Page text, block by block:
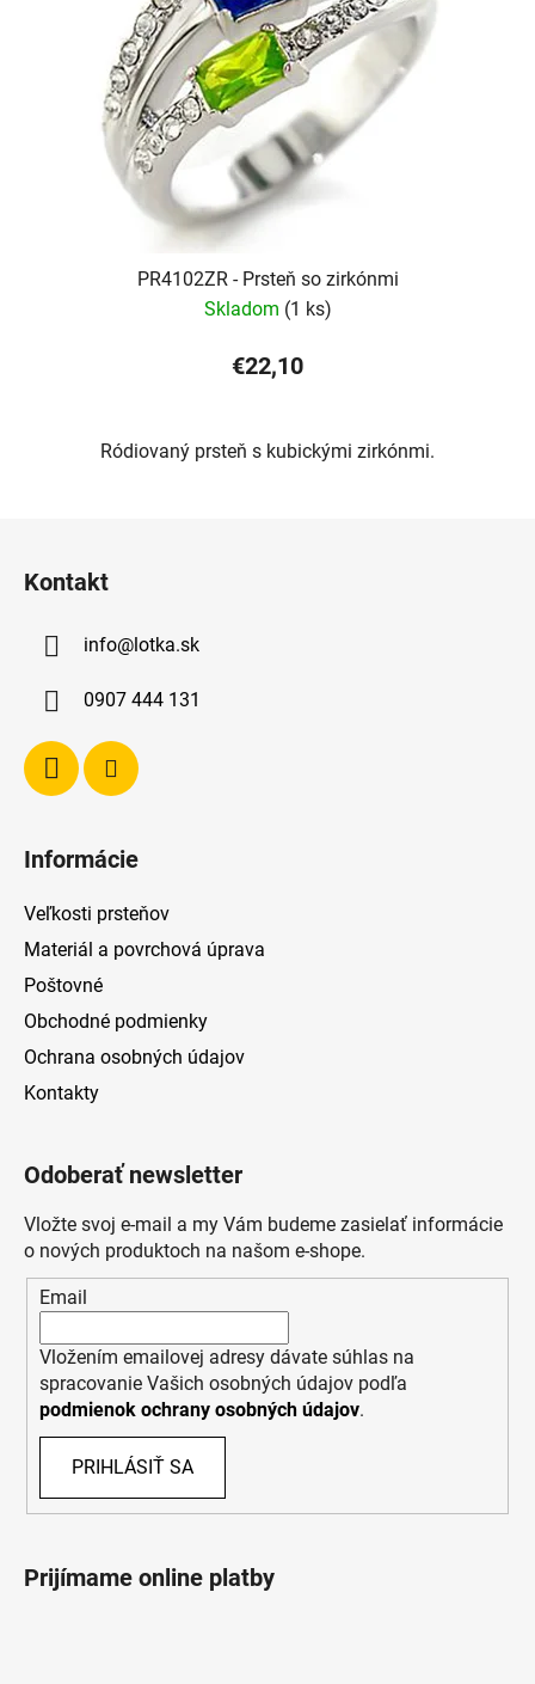
PR4102ZR - Prsteň so zirkónmi
Skladom (1 ks)
€22,10
Ródiovaný prsteň s kubickými zirkónmi.
Kontakt
info@lotka.sk
0907 444 131
Informácie
Veľkosti prsteňov
Materiál a povrchová úprava
Poštovné
Obchodné podmienky
Ochrana osobných údajov
Kontakty
Odoberať newsletter
Vložte svoj e-mail a my Vám budeme zasielať informácie
o nových produktoch na našom e-shope.
Email
Vložením emailovej adresy dávate súhlas na
spracovanie Vašich osobných údajov podľa
podmienok ochrany osobných údajov.
PRIHLÁSIŤ SA
Prijímame online platby